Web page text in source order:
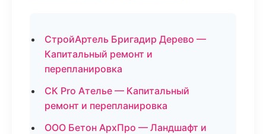
СтройАртель Бригадир Дерево —
Капитальный ремонт и
перепланировка
СК Pro Ателье — Капитальный
ремонт и перепланировка
ООО Бетон АрхПро — Ландшафт и